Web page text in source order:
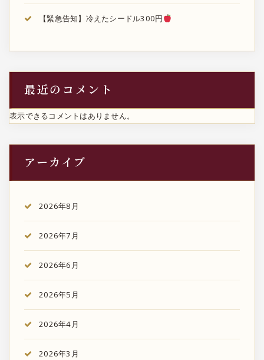
【緊急告知】冷えたシードル300円
最近のコメント
表示できるコメントはありません。
アーカイブ
2026年8月
2026年7月
2026年6月
2026年5月
2026年4月
2026年3月